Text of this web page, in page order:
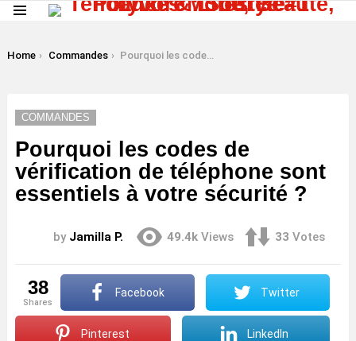
You are here:
Home Commandes Pourquoi les codes de vérification de téléphone sont essentiels à votre sécurité ?
COMMANDES
Pourquoi les codes de
vérification de téléphone sont
essentiels à votre sécurité ?
by Jamilla P. 49.4k Views 33 Votes
38
shares
Facebook Twitter
Pinterest LinkedIn